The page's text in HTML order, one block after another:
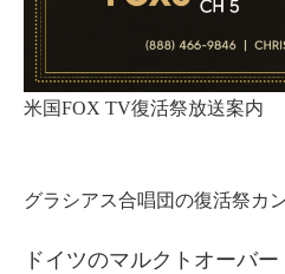
米国FOX TV復活祭放送案内
グラシアス合唱団の復活祭カ
ドイツのマルクトオーバ